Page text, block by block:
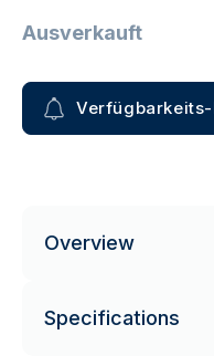
Ausverkauft
Overview
Specifications